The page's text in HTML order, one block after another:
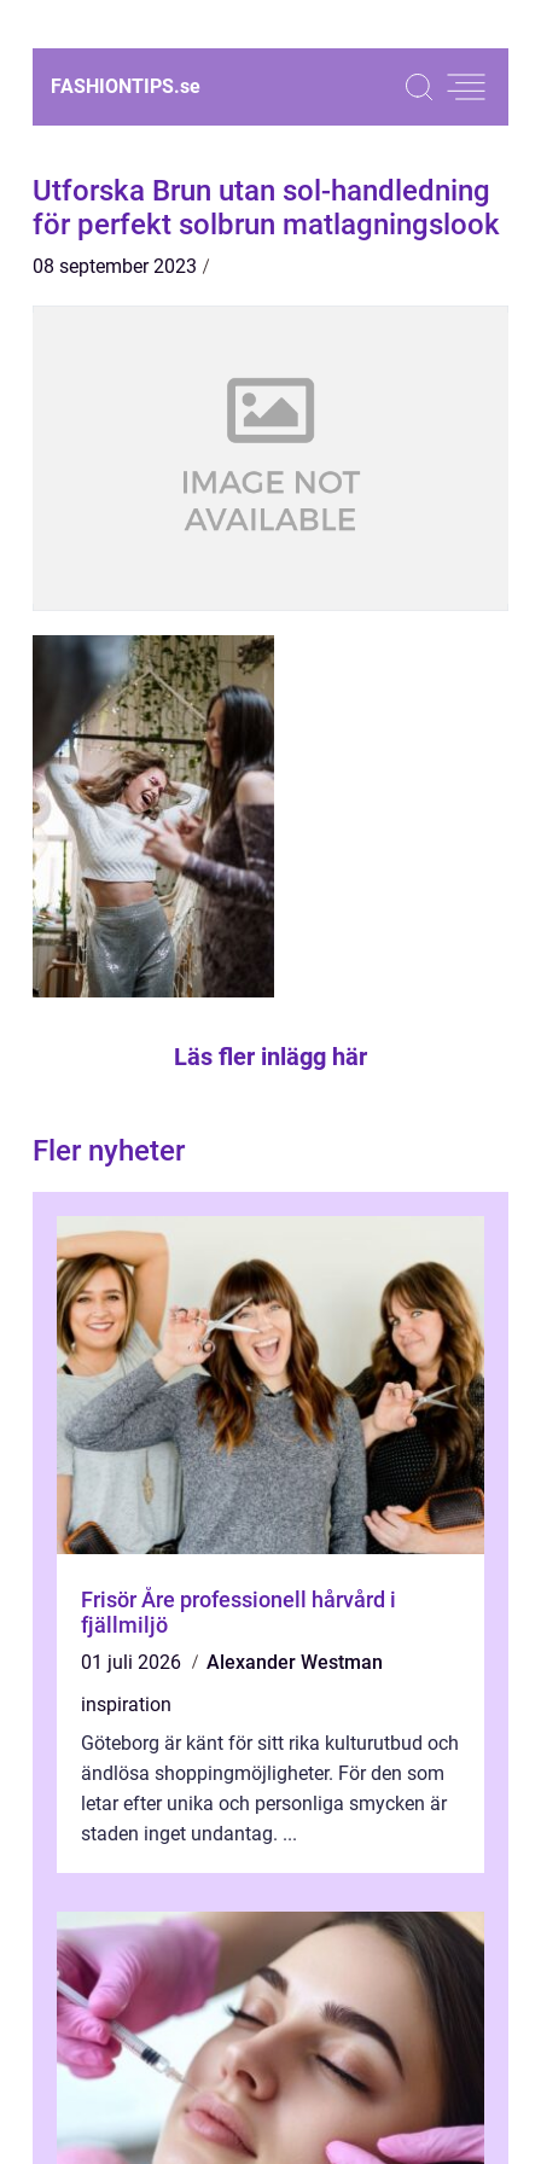
FASHIONTIPS.se
Utforska Brun utan sol-handledning
för perfekt solbrun matlagningslook
08 september 2023
Läs fler inlägg här
Fler nyheter
Frisör Åre professionell hårvård i
fjällmiljö
01 juli 2026
Alexander Westman
inspiration
Göteborg är känt för sitt rika kulturutbud och
ändlösa shoppingmöjligheter. För den som
letar efter unika och personliga smycken är
staden inget undantag. ...